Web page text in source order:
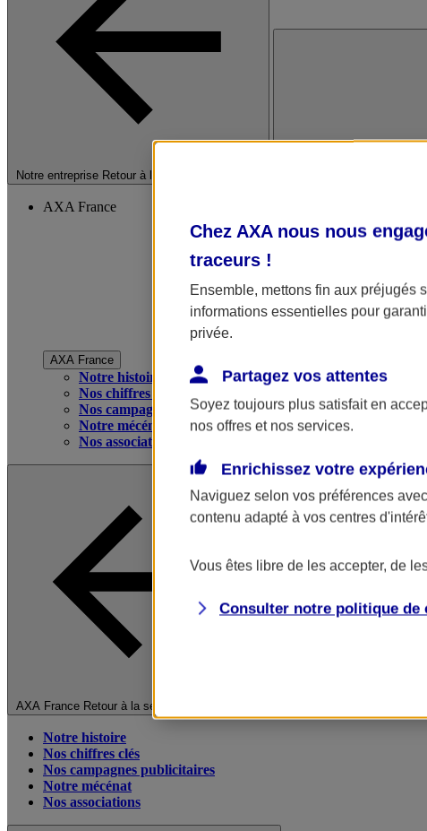
Notre entreprise Retour à la section précédente
AXA France
AXA France
Notre histoire
Nos chiffres clés
Nos campagnes publicitaires
Notre mécénat
Nos associations
AXA France Retour à la section précédente
Notre histoire
Nos chiffres clés
Nos campagnes publicitaires
Notre mécénat
Nos associations
Chez AXA nous nous
traceurs !
Ensemble, mettons fin aux préjugés
informations essentielles pour
privée.
Partagez vos attentes
Soyez toujours plus satisfait en
nos offres et nos services.
Enrichissez votre
Naviguez selon vos préférences
contenu adapté à vos centres
Vous êtes libre de les accepter, de
Consulter notre politique de